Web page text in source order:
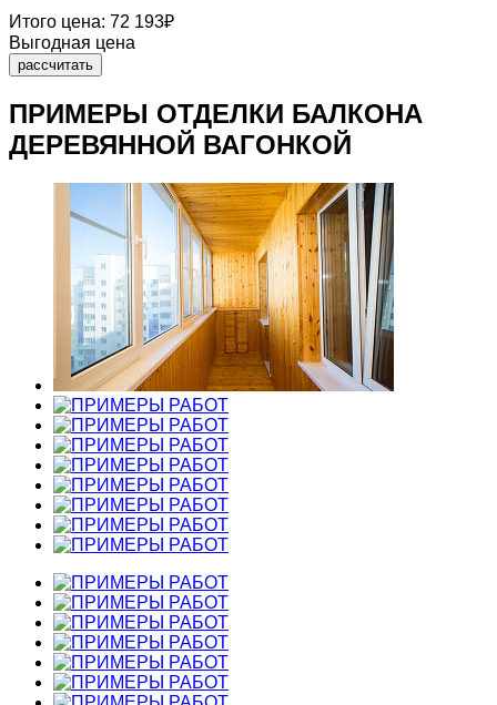
Итого цена: 72 193₽
Выгодная цена
рассчитать
ПРИМЕРЫ ОТДЕЛКИ БАЛКОНА
ДЕРЕВЯННОЙ ВАГОНКОЙ